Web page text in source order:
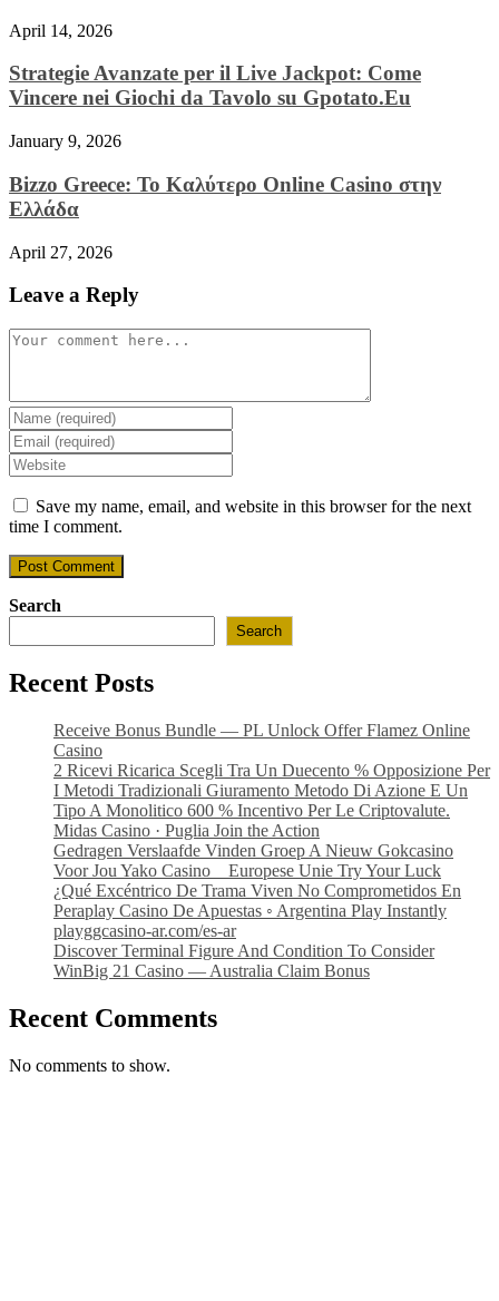
April 14, 2026
Strategie Avanzate per il Live Jackpot: Come
Vincere nei Giochi da Tavolo su Gpotato.Eu
January 9, 2026
Bizzo Greece: Το Καλύτερο Online Casino στην
Ελλάδα
April 27, 2026
Leave a Reply
Comment
Enter
your
name
or
username
to
comment
Enter
your
email
address
to
comment
Enter
your
website
URL
Save my name, email, and website in this browser for the next
time I comment.
Search
Search
Recent Posts
Receive Bonus Bundle — PL Unlock Offer Flamez Online
Casino
2 Ricevi Ricarica Scegli Tra Un Duecento % Opposizione Per
I Metodi Tradizionali Giuramento Metodo Di Azione E Un
Tipo A Monolitico 600 % Incentivo Per Le Criptovalute.
Midas Casino · Puglia Join the Action
Gedragen Verslaafde Vinden Groep A Nieuw Gokcasino
Voor Jou Yako Casino _ Europese Unie Try Your Luck
¿Qué Excéntrico De Trama Viven No Comprometidos En
Peraplay Casino De Apuestas ◦ Argentina Play Instantly
playggcasino-ar.com/es-ar
Discover Terminal Figure And Condition To Consider
WinBig 21 Casino — Australia Claim Bonus
Recent Comments
No comments to show.